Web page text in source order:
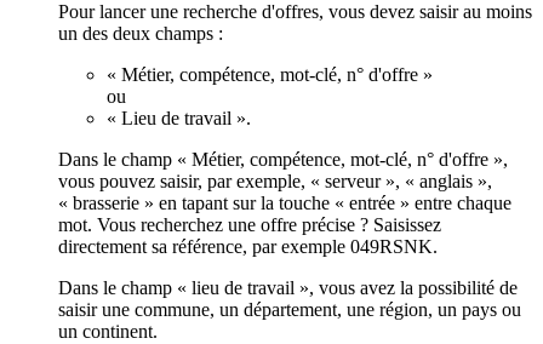
Pour lancer une recherche d'offres, vous devez saisir au moins
un des deux champs :
« Métier, compétence, mot-clé, n° d'offre »
ou
« Lieu de travail ».
Dans le champ « Métier, compétence, mot-clé, n° d'offre »,
vous pouvez saisir, par exemple, « serveur », « anglais »,
« brasserie » en tapant sur la touche « entrée » entre chaque
mot. Vous recherchez une offre précise ? Saisissez
directement sa référence, par exemple 049RSNK.
Dans le champ « lieu de travail », vous avez la possibilité de
saisir une commune, un département, une région, un pays ou
un continent.